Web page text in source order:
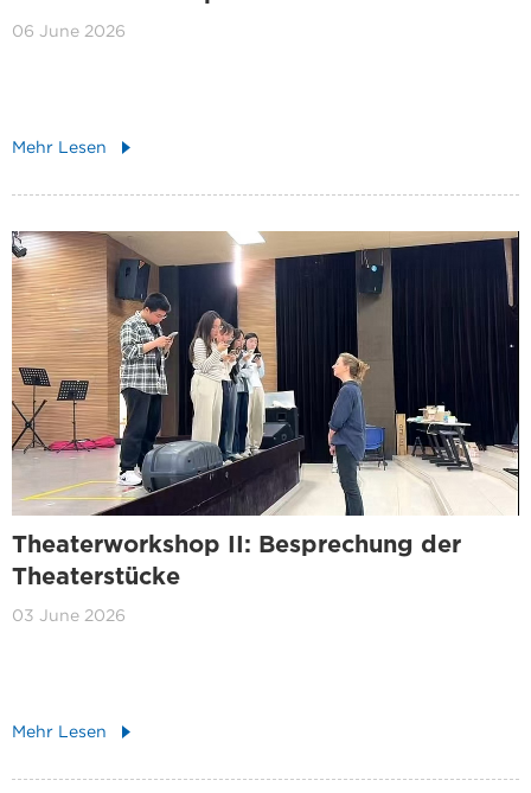
06 June 2026
Mehr Lesen
Theaterworkshop II: Besprechung der
Theaterstücke
03 June 2026
Mehr Lesen